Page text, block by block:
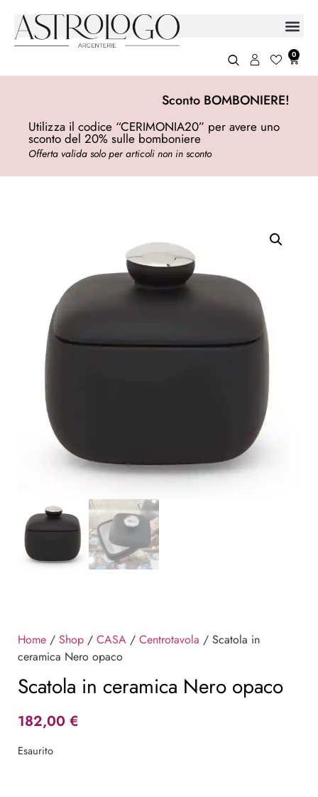
0
Sconto BOMBONIERE!
Utilizza il codice “CERIMONIA20” per avere uno
sconto del 20% sulle bomboniere
Offerta valida solo per articoli non in sconto
Home / Shop / CASA / Centrotavola / Scatola in
ceramica Nero opaco
Scatola in ceramica Nero opaco
182,00 €
Esaurito